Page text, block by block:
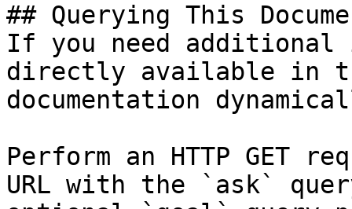
## Querying This
If you need
directly available in
documentation
Perform an HTTP GET
URL with the `ask`